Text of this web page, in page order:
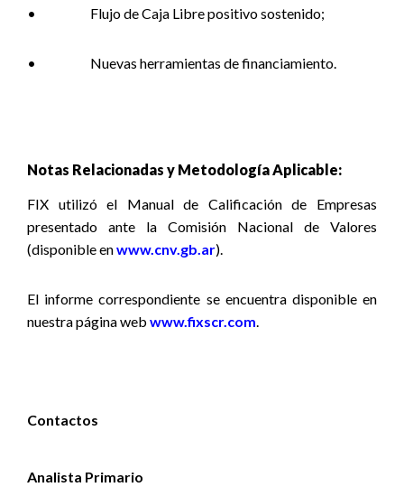
• Flujo de Caja Libre positivo sostenido;
• Nuevas herramientas de financiamiento.
Notas Relacionadas y Metodología Aplicable:
FIX utilizó el Manual de Calificación de Empresas
presentado ante la Comisión Nacional de Valores
(disponible enwww.cnv.gb.ar).
El informe correspondiente se encuentra disponible en
nuestra página web www.fixscr.com.
Contactos
Analista Primario